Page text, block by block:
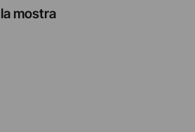
mostra